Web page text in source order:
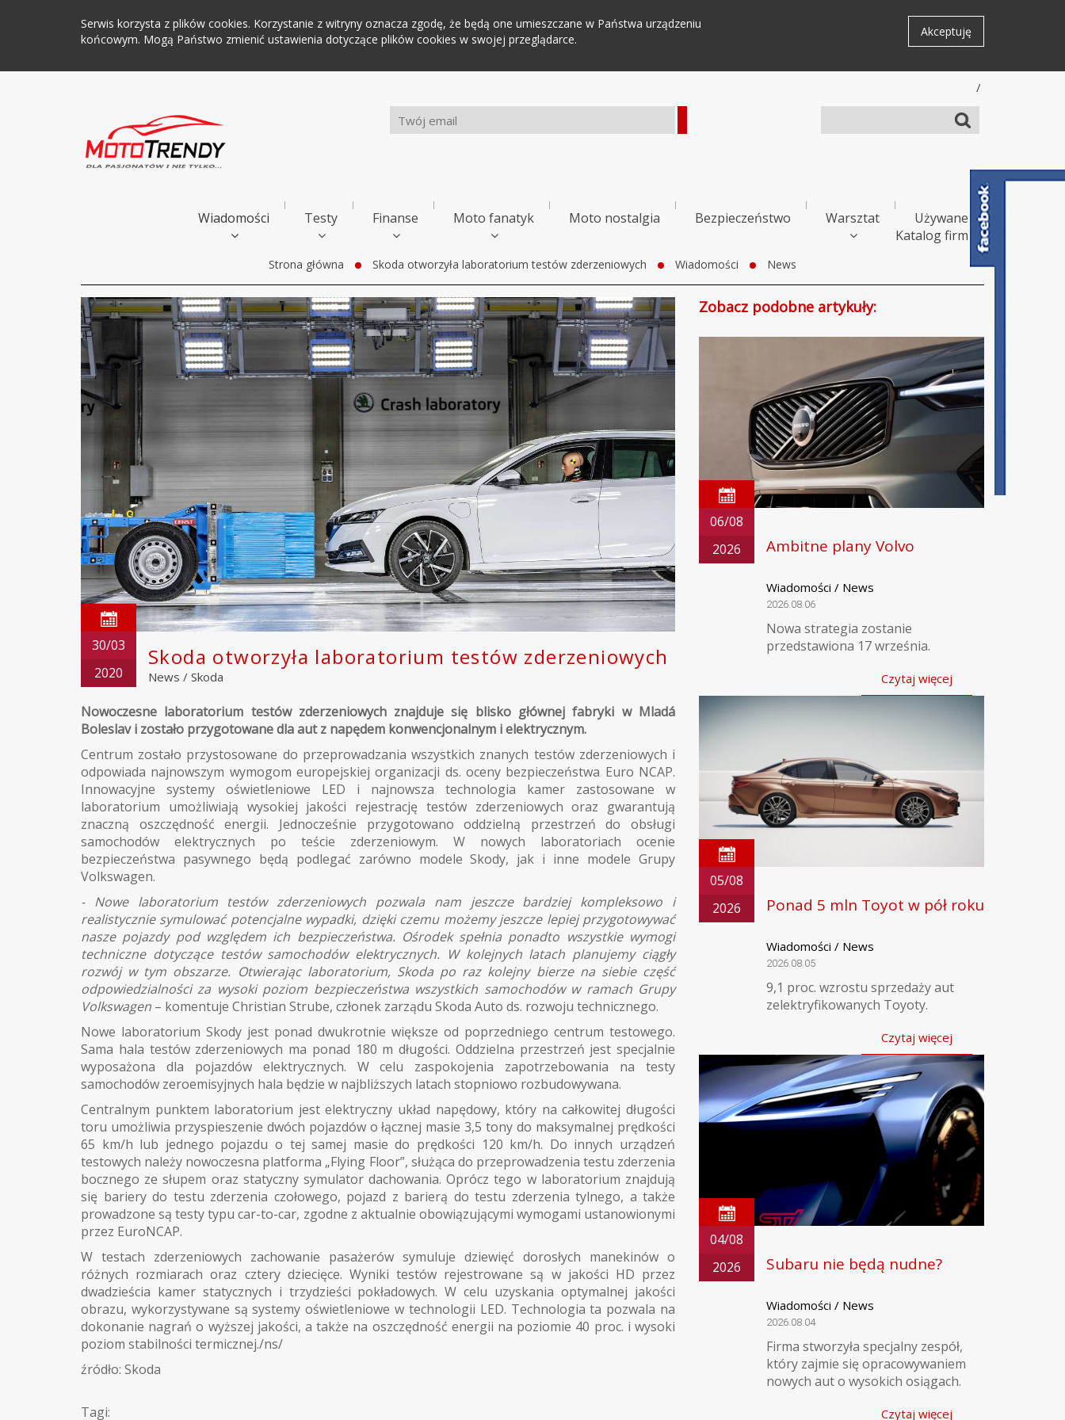
Serwis korzysta z plików cookies. Korzystanie z witryny oznacza zgodę, że będą one umieszczane w Państwa urządzeniu
końcowym. Mogą Państwo zmienić ustawienia dotyczące plików cookies w swojej przeglądarce.
Akceptuję
/
Wiadomości Testy Finanse Moto fanatyk Moto nostalgia Bezpieczeństwo Warsztat
Używane
Katalog firm
Strona główna Skoda otworzyła laboratorium testów zderzeniowych Wiadomości News
30/03
2020
Skoda otworzyła laboratorium testów zderzeniowych
News / Skoda
Nowoczesne laboratorium testów zderzeniowych znajduje się blisko głównej fabryki w Mladá
Boleslav i zostało przygotowane dla aut z napędem konwencjonalnym i elektrycznym.
Centrum zostało przystosowane do przeprowadzania wszystkich znanych testów zderzeniowych i
odpowiada najnowszym wymogom europejskiej organizacji ds. oceny bezpieczeństwa Euro NCAP.
Innowacyjne systemy oświetleniowe LED i najnowsza technologia kamer zastosowane w
laboratorium umożliwiają wysokiej jakości rejestrację testów zderzeniowych oraz gwarantują
znaczną oszczędność energii. Jednocześnie przygotowano oddzielną przestrzeń do obsługi
samochodów elektrycznych po teście zderzeniowym. W nowych laboratoriach ocenie
bezpieczeństwa pasywnego będą podlegać zarówno modele Skody, jak i inne modele Grupy
Volkswagen.
- Nowe laboratorium testów zderzeniowych pozwala nam jeszcze bardziej kompleksowo i
realistycznie symulować potencjalne wypadki, dzięki czemu możemy jeszcze lepiej przygotowywać
nasze pojazdy pod względem ich bezpieczeństwa. Ośrodek spełnia ponadto wszystkie wymogi
techniczne dotyczące testów samochodów elektrycznych. W kolejnych latach planujemy ciągły
rozwój w tym obszarze. Otwierając laboratorium, Skoda po raz kolejny bierze na siebie część
odpowiedzialności za wysoki poziom bezpieczeństwa wszystkich samochodów w ramach Grupy
Volkswagen – komentuje Christian Strube, członek zarządu Skoda Auto ds. rozwoju technicznego.
Nowe laboratorium Skody jest ponad dwukrotnie większe od poprzedniego centrum testowego.
Sama hala testów zderzeniowych ma ponad 180 m długości. Oddzielna przestrzeń jest specjalnie
wyposażona dla pojazdów elektrycznych. W celu zaspokojenia zapotrzebowania na testy
samochodów zeroemisyjnych hala będzie w najbliższych latach stopniowo rozbudowywana.
Centralnym punktem laboratorium jest elektryczny układ napędowy, który na całkowitej długości
toru umożliwia przyspieszenie dwóch pojazdów o łącznej masie 3,5 tony do maksymalnej prędkości
65 km/h lub jednego pojazdu o tej samej masie do prędkości 120 km/h. Do innych urządzeń
testowych należy nowoczesna platforma „Flying Floor”, służąca do przeprowadzenia testu zderzenia
bocznego ze słupem oraz statyczny symulator dachowania. Oprócz tego w laboratorium znajdują
się bariery do testu zderzenia czołowego, pojazd z barierą do testu zderzenia tylnego, a także
prowadzone są testy typu car-to-car, zgodne z aktualnie obowiązującymi wymogami ustanowionymi
przez EuroNCAP.
W testach zderzeniowych zachowanie pasażerów symuluje dziewięć dorosłych manekinów o
różnych rozmiarach oraz cztery dziecięce. Wyniki testów rejestrowane są w jakości HD przez
dwadzieścia kamer statycznych i trzydzieści pokładowych. W celu uzyskania optymalnej jakości
obrazu, wykorzystywane są systemy oświetleniowe w technologii LED. Technologia ta pozwala na
dokonanie nagrań o wyższej jakości, a także na oszczędność energii na poziomie 40 proc. i wysoki
poziom stabilności termicznej./ns/
źródło: Skoda
Tagi:
Zobacz podobne artykuły:
06/08
2026
Ambitne plany Volvo
Wiadomości / News
2026.08.06
Nowa strategia zostanie
przedstawiona 17 września.
Czytaj więcej
05/08
2026
Ponad 5 mln Toyot w pół roku
Wiadomości / News
2026.08.05
9,1 proc. wzrostu sprzedaży aut
zelektryfikowanych Toyoty.
Czytaj więcej
04/08
2026
Subaru nie będą nudne?
Wiadomości / News
2026.08.04
Firma stworzyła specjalny zespół,
który zajmie się opracowywaniem
nowych aut o wysokich osiągach.
Czytaj więcej